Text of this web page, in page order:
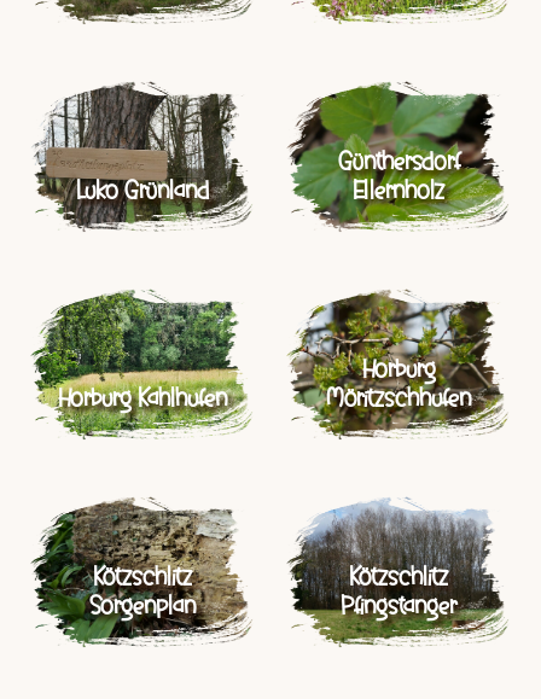
Luko Grünland
Günthersdorf
Ellernholz
Horburg Kahlhufen
Horburg
Möritzschhufen
Kötzschlitz
Sorgenplan
Kötzschlitz
Pfingstanger